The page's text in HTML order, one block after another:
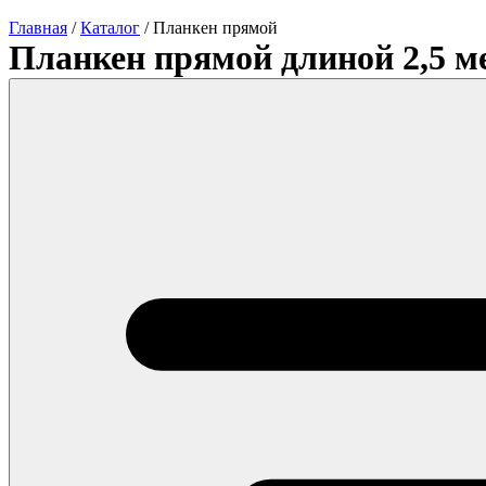
Главная /Каталог /Планкен прямой
Планкен прямой длиной 2,5